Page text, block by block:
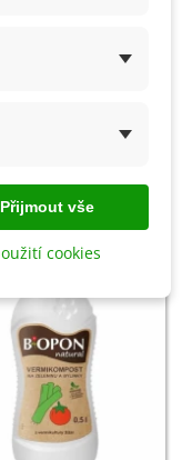
Přijmout vše
cookies